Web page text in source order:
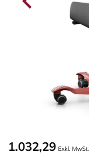
1.032,29 Exkl. MwSt.